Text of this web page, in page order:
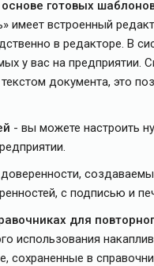
готовых
имеет встроенный
в редакторе. В
у вас на предприятии.
документа, это
- вы можете настроить
с подписью и
для
использования
сохраненные в